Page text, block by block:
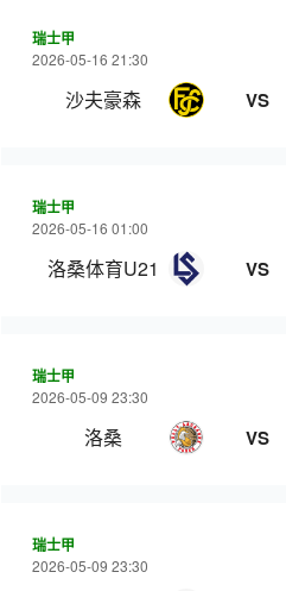
瑞士甲
2026-05-16 21:30
沙夫豪森 VS
瑞士甲
2026-05-16 01:00
洛桑体育U21 VS
瑞士甲
2026-05-09 23:30
洛桑 VS
瑞士甲
2026-05-09 23:30